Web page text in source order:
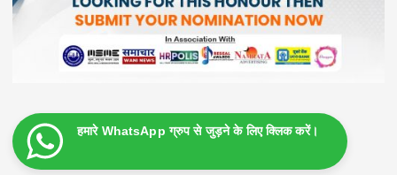
हमारे WhatsApp ग्रुप से जुड़ने के लिए क्लिक करें।